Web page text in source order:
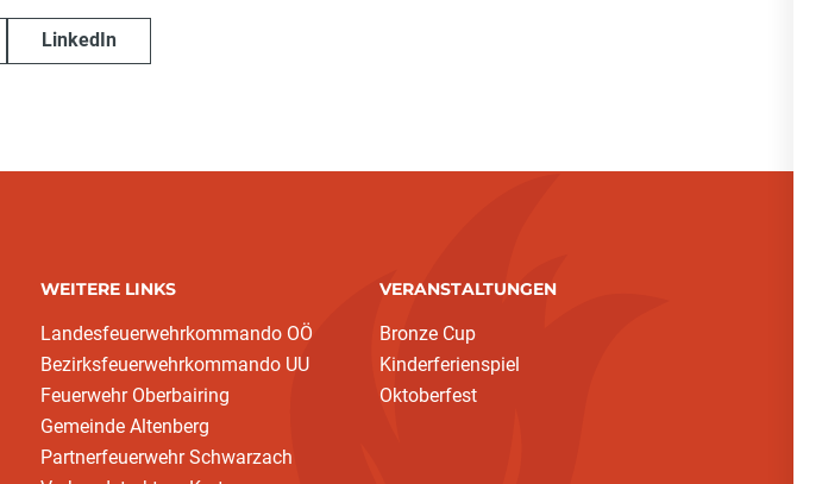
LinkedIn
WEITERE LINKS
Landesfeuerwehrkommando OÖ
Bezirksfeuerwehrkommando UU
Feuerwehr Oberbairing
Gemeinde Altenberg
Partnerfeuerwehr Schwarzach
VERANSTALTUNGEN
Bronze Cup
Kinderferienspiel
Oktoberfest